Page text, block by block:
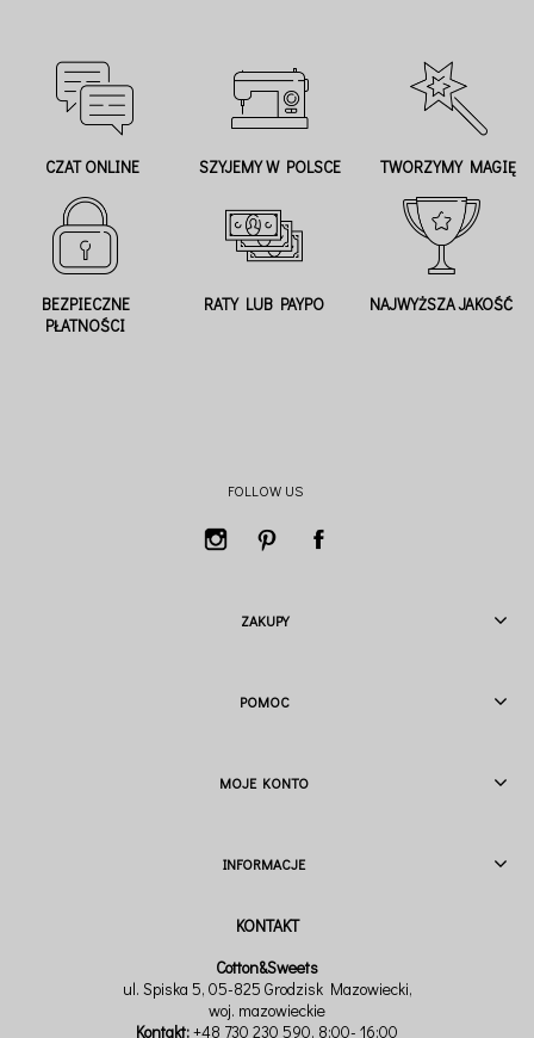
CZAT ONLINE SZYJEMY W POLSCE TWORZYMY MAGIĘ
BEZPIECZNE
PŁATNOŚCI
RATY LUB PAYPO NAJWYŻSZA JAKOŚĆ
FOLLOW US
ZAKUPY
POMOC
MOJE KONTO
INFORMACJE
Cotton&Sweets
ul. Spiska 5, 05-825 Grodzisk Mazowiecki,
woj. mazowieckie
Kontakt:+48 730 230 590, 8:00- 16:00